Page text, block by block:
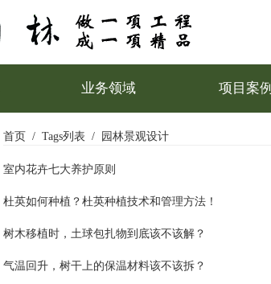
业务领域 项目案例
首页 Tags列表 园林景观设计
室内花卉七大养护原则
杜英如何种植？杜英种植技术和管理方法！
树木移植时，土球包扎物到底该不该解？
气温回升，树干上的保温材料该不该拆？